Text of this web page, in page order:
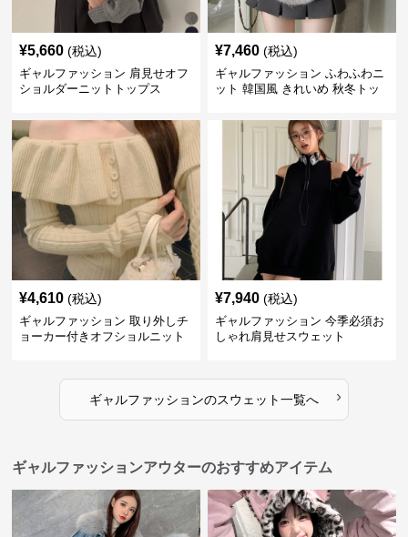
¥5,660 (税込)
ギャルファッション 肩見せオフ
ショルダーニットトップス
¥7,460 (税込)
ギャルファッション ふわふわニ
ット 韓国風 きれいめ 秋冬トッ
¥4,610 (税込)
ギャルファッション 取り外しチ
ョーカー付きオフショルニット
¥7,940 (税込)
ギャルファッション 今季必須お
しゃれ肩見せスウェット
ギャルファッションのスウェット一覧へ ›
ギャルファッションアウターのおすすめアイテム